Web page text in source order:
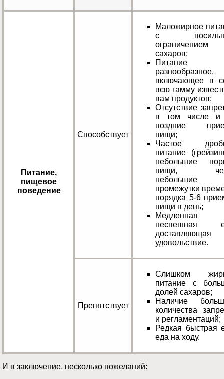
Питание,
пищевое
поведение
Способствует
Маложирное
с
ограничением
сахаров;
Питание
разнообразное,
включающее в
всю гамму
вам продуктов;
Отсутствие
в том числе и
поздние
пищи;
Частое
питание
небольшие
пищи,
небольшие
промежутки
порядка 5-6
пищи в день;
Медленная
неспешная
доставляющая
удовольствие.
Препятствует
Слишком
питание с
долей сахаров;
Наличие
количества
и регламентаций;
Редкая быстрая
еда на ходу.
И в заключение, несколько пожеланий: